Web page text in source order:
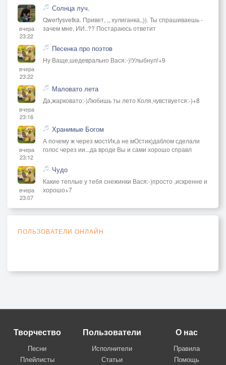
вчера
23:22
Солнца луч.
Qwertysvetka. Привет, ,, хулиганка,,)). Ты спрашиваешь -
зачем мне, ИИ..?? Постараюсь ответит
вчера
23:22
Песенка про поэтов
Ну Ваще,шедеврально Вася:-)!Улыбнул!+9
вчера
23:16
Маловато лета
Да,жарковато:-)Любишь ты лето Коля,чувствуется:-)+8
вчера
23:12
Хранимые Богом
А почему ж через мостИк,а не мОстик)даблом сделали
голос через ии...да вроде Вы и сами хорошо справл
вчера
23:07
Чудо
Какие теплые у тебя снежинки Вася:-)просто ,искренне и
хорошо+7
ПОЛЬЗОВАТЕЛИ ОНЛАЙН
Творчество
Песни
Плейлисты
Пользователи
Исполнители
Статьи
О нас
Правила
Помощь